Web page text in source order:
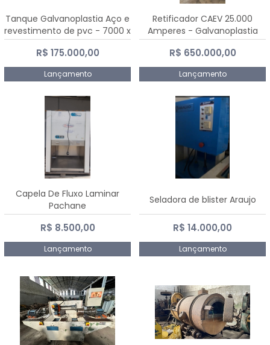
Tanque Galvanoplastia Aço e
revestimento de pvc - 7000 x
2200 mm
R$ 175.000,00
Lançamento
Retificador CAEV 25.000
Amperes - Galvanoplastia
R$ 650.000,00
Lançamento
Capela De Fluxo Laminar
Pachane
R$ 8.500,00
Lançamento
Seladora de blister Araujo
R$ 14.000,00
Lançamento